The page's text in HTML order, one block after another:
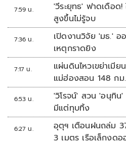
7:59 น.
'วีระยุทธ' ฟาดเดือด
สูงขึ้นไม่รู้จบ
7:36 น.
เปิดงานวิจัย 'มธ.' อ
เหตุกราดยิง
7:17 น.
แผ่นดินไหวเขย่าเมี
แม่ฮ่องสอน 148 กม.
6:53 น.
'วิโรจน์' สวน 'อนุทิน'
มีแต่ทุบทิ้ง
6:27 น.
อุตุฯ เตือนฝนถล่ม
3 เมตร เรือเล็กงด